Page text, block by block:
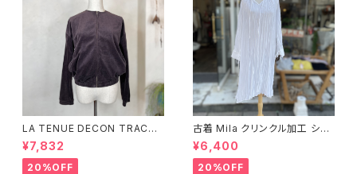
LA TENUE DECON TRACTE
E ブラウンジャケット
¥7,832
20%OFF
古着 Mila クリンクル加工 シャ
ツワンピース
¥6,400
20%OFF